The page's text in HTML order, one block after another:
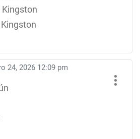
Kingston
24, 2026 12:09 pm